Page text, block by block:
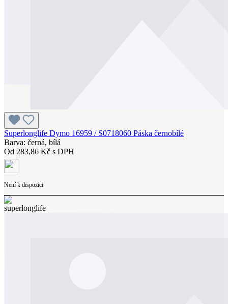
Superlonglife Dymo 16959 / S0718060 Páska černobílé
Barva: černá, bílá
Od 283,86 Kč s DPH
Není k dispozici